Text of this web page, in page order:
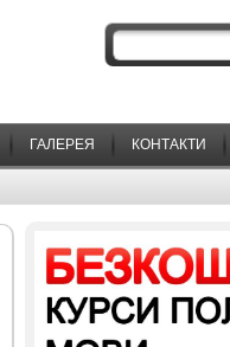
ГАЛЕРЕЯ КОНТАКТИ